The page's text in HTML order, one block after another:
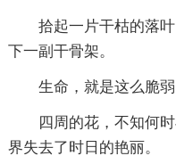
拾起一片干枯的落
下一副干骨架。
生命，就是这么脆弱
四周的花，不知何
界失去了时日的艳丽。